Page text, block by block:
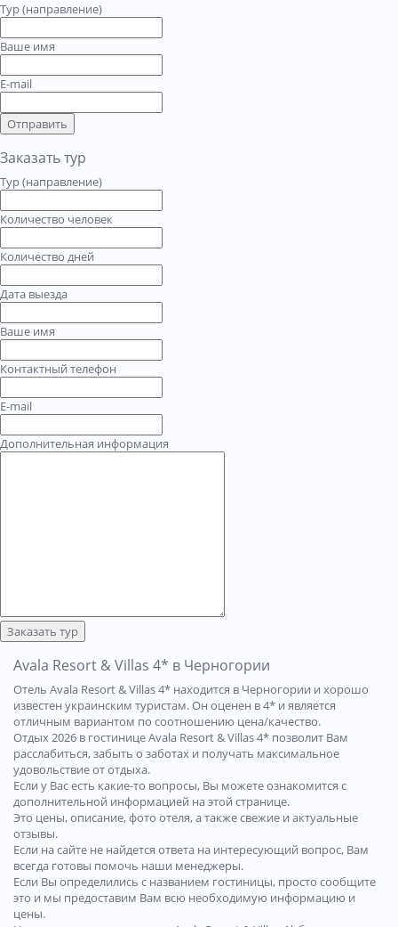
Тур (направление)
Ваше имя
E-mail
Отправить
Заказать тур
Тур (направление)
Количество человек
Количество дней
Дата выезда
Ваше имя
Контактный телефон
E-mail
Дополнительная информация
Заказать тур
Avala Resort & Villas 4* в Черногории
Отель Avala Resort & Villas 4* находится в Черногории и хорошо
известен украинским туристам. Он оценен в 4* и является
отличным вариантом по соотношению цена/качество.
Отдых 2026 в гостинице Avala Resort & Villas 4* позволит Вам
расслабиться, забыть о заботах и получать максимальное
удовольствие от отдыха.
Если у Вас есть какие-то вопросы, Вы можете ознакомится с
дополнительной информацией на этой странице.
Это цены, описание, фото отеля, а также свежие и актуальные
отзывы.
Если на сайте не найдется ответа на интересующий вопрос, Вам
всегда готовы помочь наши менеджеры.
Если Вы определились с названием гостиницы, просто сообщите
это и мы предоставим Вам всю необходимую информацию и
цены.